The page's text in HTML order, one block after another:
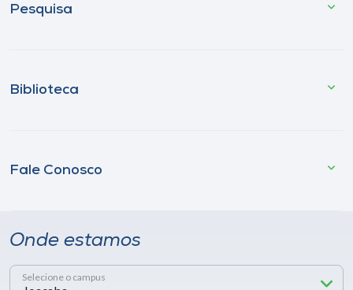
Pesquisa
Biblioteca
Fale Conosco
Onde estamos
Selecione o campus